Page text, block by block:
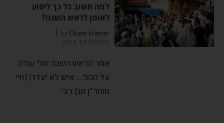
למה חשוב כל כך ליסוע
לאומן לראש השנה?
by Chaim Kramer
ספטמבר 19, 2024
אמר הראש השנה שלי עולה
על הכול… איש לא יעדר! (חיי
מוהר"ן תג) רבי